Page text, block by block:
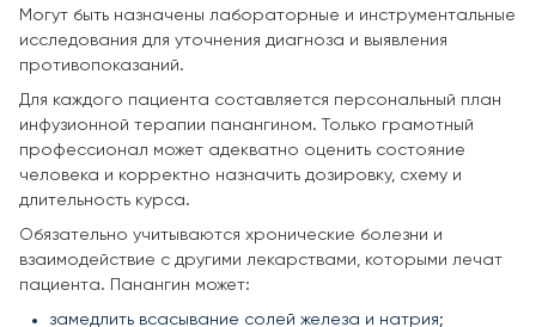
Могут быть назначены лабораторные и инструментальные
исследования для уточнения диагноза и выявления
противопоказаний.
Для каждого пациента составляется персональный план
инфузионной терапии панангином. Только грамотный
профессионал может адекватно оценить состояние
человека и корректно назначить дозировку, схему и
длительность курса.
Обязательно учитываются хронические болезни и
взаимодействие с другими лекарствами, которыми лечат
пациента. Панангин может:
замедлить всасывание солей железа и натрия;